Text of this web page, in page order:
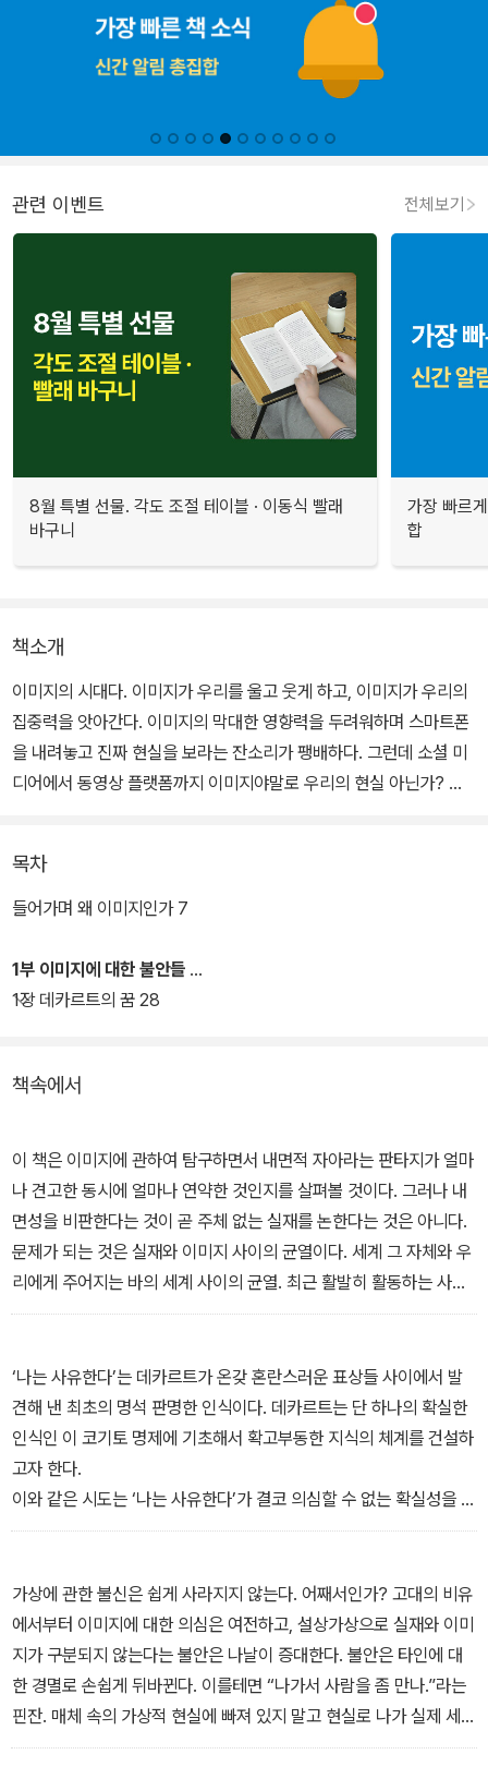
관련 이벤트 전체보기
8월 특별 선물. 각도 조절 테이블 · 이동식 빨래
바구니
가장 빠르
합
책소개
이미지의 시대다. 이미지가 우리를 울고 웃게 하고, 이미지가 우리의
집중력을 앗아간다. 이미지의 막대한 영향력을 두려워하며 스마트폰
을 내려놓고 진짜 현실을 보라는 잔소리가 팽배하다. 그런데 소셜 미
디어에서 동영상 플랫폼까지 이미지야말로 우리의 현실 아닌가?
연구로 박사학위를 받았으며 2022년 서산 신진철학연구자상을 수상
한 이솔은 이미지를 둘러싼 철학적 문제를 정교하게 파고든다. 이미
목차
들어가며 왜 이미지인가 7
1부 이미지에 대한 불안들
1장 데카르트의 꿈 28
책속에서
이 책은 이미지에 관하여 탐구하면서 내면적 자아라는 판타지가 얼마
나 견고한 동시에 얼마나 연약한 것인지를 살펴볼 것이다. 그러나 내
면성을 비판한다는 것이 곧 주체 없는 실재를 논한다는 것은 아니다.
문제가 되는 것은 실재와 이미지 사이의 균열이다. 세계 그 자체와 우
리에게 주어지는 바의 세계 사이의 균열. 최근 활발히 활동하는 사변
적 실재론이 보여 주듯 ‘거대한 외부(Grand Dehors)’, 곧 주체에게
후의 실재라는 낡은 독단을 답습하는 것처럼 보인다. 내면성의 신화
만큼이나 경계해야 하는 것은 일찍이 니체가 지적한 ‘배후세계(Hint
erwelt)의 착각’이다. 우리에게 주어진 것 이외의 혹은 이상의 실재
가 있으리라는 믿음은 정당화된 것이 아니라 그저 선언된 것일 뿐이
다.
— 「들어가며」
‘나는 사유한다’는 데카르트가 온갖 혼란스러운 표상들 사이에서 발
견해 낸 최초의 명석 판명한 인식이다. 데카르트는 단 하나의 확실한
인식인 이 코기토 명제에 기초해서 확고부동한 지식의 체계를 건설하
고자 한다.
이와 같은 시도는 ‘나는 사유한다’가 결코 의심할 수 없는 확실성을 가
진다는 사실에 근거한다. 말하자면 모든 이미지들은 늘 거짓일 수 있
현되는 나의 사유는 어떤 의심의 여지도 허용하지 않는 진실성을 담
보한다는 것이다. 여기에서 이미지와 사유는 가장 먼 곳에 위치하는
두 극단으로 간주되고 있다.
그런데 그동안 데카르트 연구에서 상대적으로 주목받지 않았던 ‘상
상’에 주목할 때 문제는 복잡해진다. 이상한 것은 데카르트가 이미지
에 대해 불신을 드러내 보이는 동시에 상상에 관해서는 긍정적 태도
가상에 관한 불신은 쉽게 사라지지 않는다. 어째서인가? 고대의 비유
에서부터 이미지에 대한 의심은 여전하고, 설상가상으로 실재와 이미
지가 구분되지 않는다는 불안은 나날이 증대한다. 불안은 타인에 대
한 경멸로 손쉽게 뒤바뀐다. 이를테면 “나가서 사람을 좀 만나.”라는
핀잔. 매체 속의 가상적 현실에 빠져 있지 말고 현실로 나가 실제 세상
이 어떻게 돌아가는지를 좀 보라는 것만큼 진부하기 이를 데 없는 표